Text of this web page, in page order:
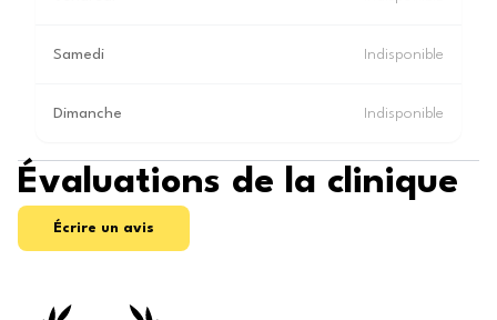
Samedi Indisponible
Dimanche Indisponible
Évaluations de la clinique
Écrire un avis